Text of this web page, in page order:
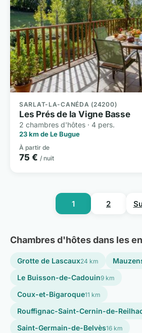
SARLAT-LA-CANÉDA (24200)
Les Prés de la Vigne Basse
2 chambres d'hôtes · 4 pers.
23 km de Le Bugue
À partir de
75 € / nuit
1 2
Chambres d'hôtes dans les
Grotte de Lascaux24 km
Le Buisson-de-Cadouin9 km
Coux-et-Bigaroque11 km
Rouffignac-Saint-Cernin-de-
Saint-Germain-de-Belvès16 km